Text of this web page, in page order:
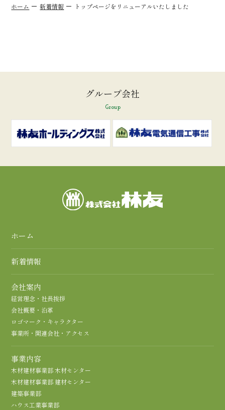
ホーム 新着情報 トップページをリニューアルいたしました
グループ会社
Group
ホーム
新着情報
会社案内
経営理念・社長挨拶
会社概要・沿革
ロゴマーク・キャラクター
事業所・関連会社・アクセス
事業内容
木材建材事業部 木材センター
木材建材事業部 建材センター
建築事業部
ハウス工業事業部